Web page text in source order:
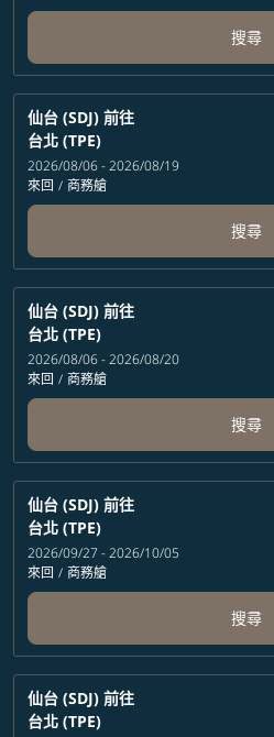
搜尋
仙台 (SDJ) 前往
台北 (TPE)
2026/08/06 - 2026/08/19
來回 / 商務艙
搜尋
仙台 (SDJ) 前往
台北 (TPE)
2026/08/06 - 2026/08/20
來回 / 商務艙
搜尋
仙台 (SDJ) 前往
台北 (TPE)
2026/09/27 - 2026/10/05
來回 / 商務艙
搜尋
仙台 (SDJ) 前往
台北 (TPE)